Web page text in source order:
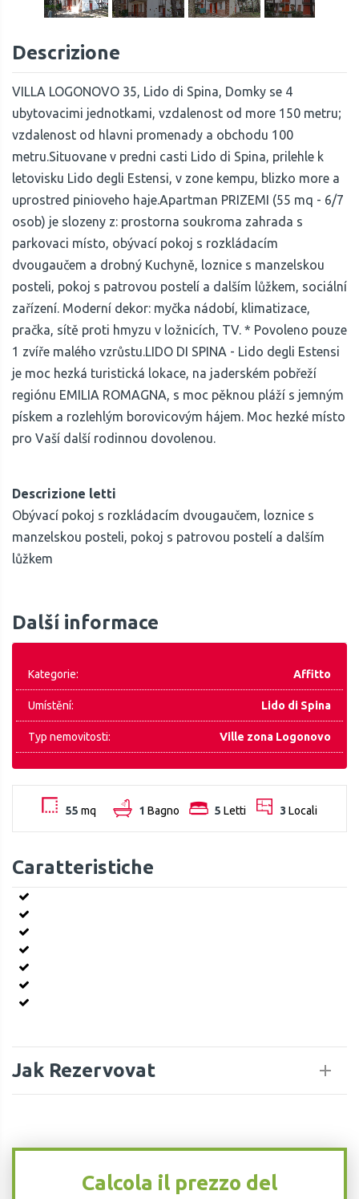
Descrizione
VILLA LOGONOVO 35, Lido di Spina, Domky se 4
ubytovacimi jednotkami, vzdalenost od more 150 metru;
vzdalenost od hlavni promenady a obchodu 100
metru.Situovane v predni casti Lido di Spina, prilehle k
letovisku Lido degli Estensi, v zone kempu, blizko more a
uprostred pinioveho haje.Apartman PRIZEMI (55 mq - 6/7
osob) je slozeny z: prostorna soukroma zahrada s
parkovaci místo, obývací pokoj s rozkládacím
dvougaučem a drobný Kuchyně, loznice s manzelskou
posteli, pokoj s patrovou postelí a dalším lůžkem, sociální
zařízení. Moderní dekor: myčka nádobí, klimatizace,
pračka, sítě proti hmyzu v ložnicích, TV. * Povoleno pouze
1 zvíře malého vzrůstu.LIDO DI SPINA - Lido degli Estensi
je moc hezká turistická lokace, na jaderském pobřeží
regiónu EMILIA ROMAGNA, s moc pěknou pláží s jemným
pískem a rozlehlým borovicovým hájem. Moc hezké místo
pro Vaší další rodinnou dovolenou.
Descrizione letti
Obývací pokoj s rozkládacím dvougaučem, loznice s
manzelskou posteli, pokoj s patrovou postelí a dalším
lůžkem
Další informace
Kategorie: Affitto
Umístění: Lido di Spina
Typ nemovitosti: Ville zona Logonovo
55 mq 1 Bagno 5 Letti 3 Locali
Caratteristiche
Jak Rezervovat
Calcola il prezzo del